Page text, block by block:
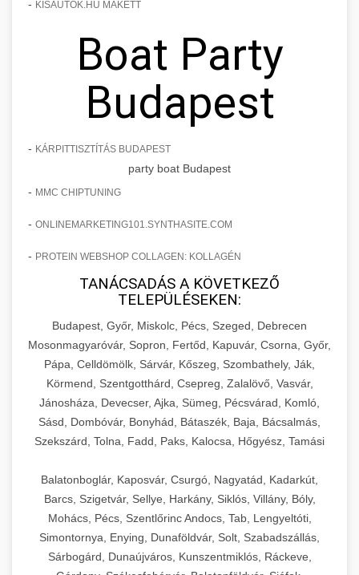
- KISAUTOK.HU MAKETT
Boat Party
Budapest
- KÁRPITTISZTÍTÁS BUDAPEST
party boat Budapest
- MMC CHIPTUNING
- ONLINEMARKETING101.SYNTHASITE.COM
- PROTEIN WEBSHOP COLLAGEN: KOLLAGÉN
TANÁCSADÁS A KÖVETKEZŐ
TELEPÜLÉSEKEN:
Budapest, Győr, Miskolc, Pécs, Szeged, Debrecen
Mosonmagyaróvár, Sopron, Fertőd, Kapuvár, Csorna, Győr,
Pápa, Celldömölk, Sárvár, Kőszeg, Szombathely, Ják,
Körmend, Szentgotthárd, Csepreg, Zalalövő, Vasvár,
Jánosháza, Devecser, Ajka, Sümeg, Pécsvárad, Komló,
Sásd, Dombóvár, Bonyhád, Bátaszék, Baja, Bácsalmás,
Szekszárd, Tolna, Fadd, Paks, Kalocsa, Hőgyész, Tamási
Balatonboglár, Kaposvár, Csurgó, Nagyatád, Kadarkút,
Barcs, Szigetvár, Sellye, Harkány, Siklós, Villány, Bóly,
Mohács, Pécs, Szentlőrinc Andocs, Tab, Lengyeltóti,
Simontornya, Enying, Dunaföldvár, Solt, Szabadszállás,
Sárbogárd, Dunaújváros, Kunszentmiklós, Ráckeve,